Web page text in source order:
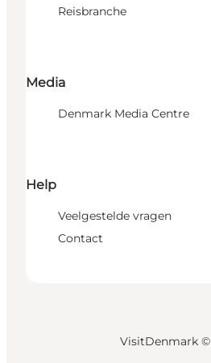
Reisbranche
Media
Denmark Media Centre
Help
Veelgestelde vragen
Contact
VisitDenmark ©